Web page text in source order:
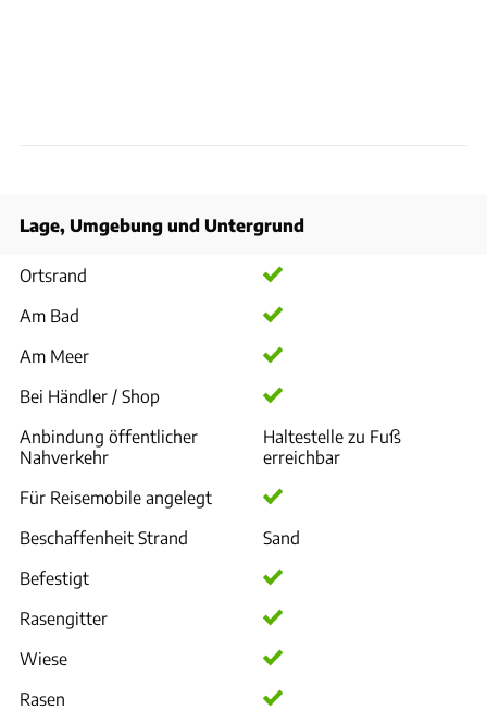
Lage, Umgebung und Untergrund
Ortsrand
Am Bad
Am Meer
Bei Händler / Shop
Anbindung öffentlicher
Nahverkehr
Haltestelle zu Fuß
erreichbar
Für Reisemobile angelegt
Beschaffenheit Strand
Sand
Befestigt
Rasengitter
Wiese
Rasen